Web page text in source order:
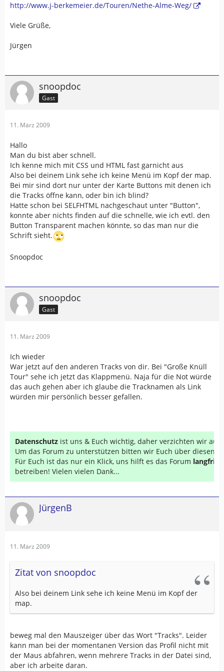
http://www.j-berkemeier.de/Touren/Nethe-Alme-Weg/
Viele Grüße,
Jürgen
snoopdoc
Gast
11. März 2009
Hallo
Man du bist aber schnell.
Ich kenne mich mit CSS und HTML fast garnicht aus
Also bei deinem Link sehe ich keine Menü im Kopf der map.
Bei mir sind dort nur unter der Karte Buttons mit denen ich
die Tracks öffne kann, oder bin ich blind?
Hatte schon bei SELFHTML nachgeschaut unter "Button",
konnte aber nichts finden auf die schnelle, wie ich evtl. den
Button Transparent machen könnte, so das man nur die
Schrift sieht.
Snoopdoc
snoopdoc
Gast
11. März 2009
Ich wieder
War jetzt auf den anderen Tracks von dir. Bei "Große Knüll
Tour" sehe ich jetzt das Klappmenü. Naja für die Not würde
das auch gehen aber ich glaube die Tracknamen als Link
würden mir persönlich besser gefallen.
Datenschutz ist uns & Euch wichtig, daher verzichten wir auf
Um das Forum zu unterstützen bitten wir Euch über diesen
Für Euch ist das nur ein Klick, uns hilft es das Forum
betreiben! Vielen vielen Dank...
JürgenB
11. März 2009
Zitat von snoopdoc
Also bei deinem Link sehe ich keine Menü im Kopf der
map.
beweg mal den Mauszeiger über das Wort "Tracks". Leider
kann man bei der momentanen Version das Profil nicht mit
der Maus abfahren, wenn mehrere Tracks in der Datei sind,
aber ich arbeite daran.